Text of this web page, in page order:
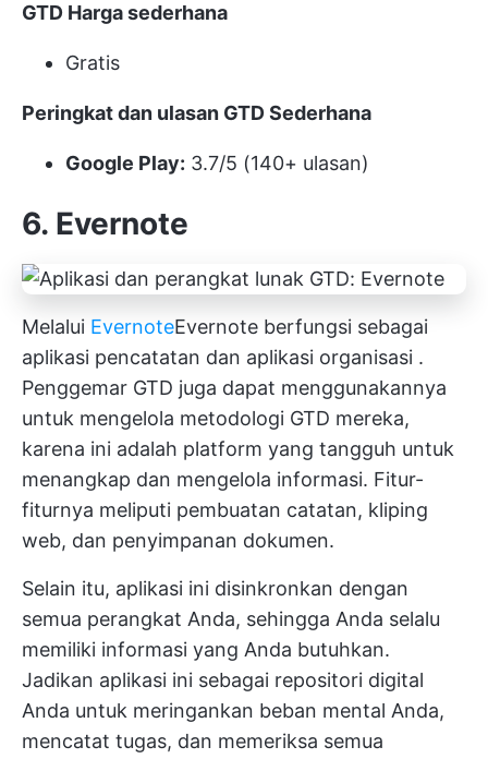
GTD Harga sederhana
Gratis
Peringkat dan ulasan GTD Sederhana
Google Play: 3.7/5 (140+ ulasan)
6. Evernote
Melalui EvernoteEvernote berfungsi sebagai
aplikasi pencatatan dan aplikasi organisasi .
Penggemar GTD juga dapat menggunakannya
untuk mengelola metodologi GTD mereka,
karena ini adalah platform yang tangguh untuk
menangkap dan mengelola informasi. Fitur-
fiturnya meliputi pembuatan catatan, kliping
web, dan penyimpanan dokumen.
Selain itu, aplikasi ini disinkronkan dengan
semua perangkat Anda, sehingga Anda selalu
memiliki informasi yang Anda butuhkan.
Jadikan aplikasi ini sebagai repositori digital
Anda untuk meringankan beban mental Anda,
mencatat tugas, dan memeriksa semua